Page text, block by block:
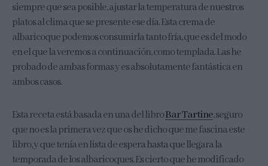
siempre que sea posible, ajustar la temperatura de nuestros
platos al clima que se presente ese día. Esta crema de
albaricoque podemos consumirla tanto fría, que es del modo
en el que la veremos a continuación, como templada. Las he
probado de ambas formas y es absolutamente fantástica en
ambos casos.
Esta receta está basada en una del libroBar Tartine, seguro
que no es la primera vez que os he dicho que me fascina este
libro, y que tenía en lista de espera hasta que llegara la
temporada de los albaricoques. Es cierto que he modificado